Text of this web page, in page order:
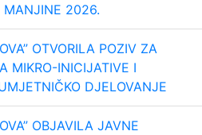
MANJINE 2026.
OTVORILA POZIV ZA
MIKRO-INICIJATIVE I
DJELOVANJE
OBJAVILA JAVNE